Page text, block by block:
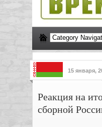
15 января,
Реакция на
сборной